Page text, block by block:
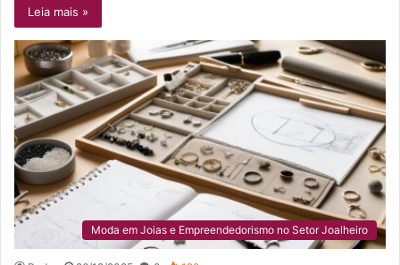
Leia mais »
Moda em Joias e Empreendedorismo no Setor Joalheiro